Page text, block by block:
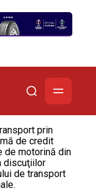
prin
de credit
de motorină din
discuţiilor
de transport